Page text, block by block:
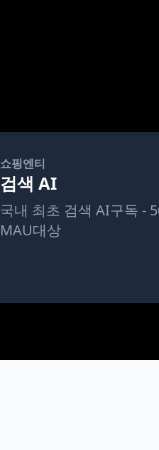
쇼핑엔티
검색 AI
국내 최초 검색 AI구독 -
MAU대상